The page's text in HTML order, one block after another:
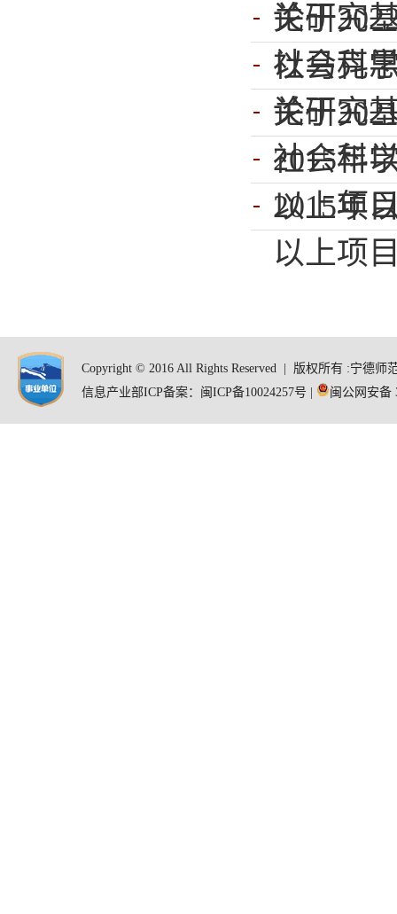
论研究
关于
社会科
以马克
论研究
关于
社会科
2015年
以上项
2015年
以上项
Copyright © 2016 All Rights Reserved | 版权所有 :宁德
信息产业部ICP备案：闽ICP备10024257号 |
闽公网安备